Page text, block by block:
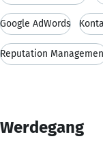
Google AdWords
Reputation
Werdegang